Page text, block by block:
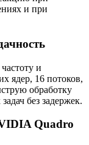
и при
и
ядер, 16 потоков,
обработку
без задержек.
Quadro